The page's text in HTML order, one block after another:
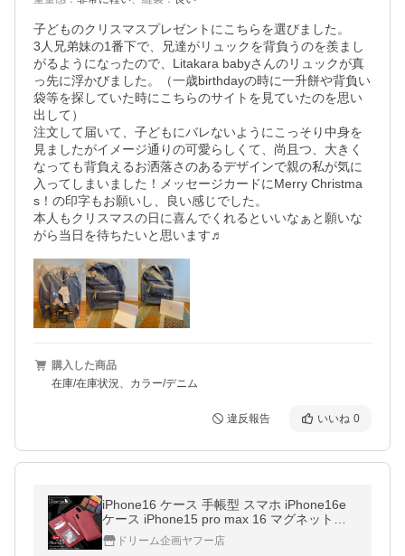
子どものクリスマスプレゼントにこちらを選びました。
3人兄弟妹の1番下で、兄達がリュックを背負うのを羨まし
がるようになったので、Litakara babyさんのリュックが真
っ先に浮かびました。（一歳birthdayの時に一升餅や背負い
袋等を探していた時にこちらのサイトを見ていたのを思い
出して）
注文して届いて、子どもにバレないようにこっそり中身を
見ましたがイメージ通りの可愛らしくて、尚且つ、大きく
なっても背負えるお洒落さのあるデザインで親の私が気に
入ってしまいました！メッセージカードにMerry Christma
s！の印字もお願いし、良い感じでした。
本人もクリスマスの日に喜んでくれるといいなぁと願いな
がら当日を待ちたいと思います♬
購入した商品
在庫/在庫状況、カラー/デニム
違反報告 いいね 0
iPhone16 ケース 手帳型 スマホ iPhone16e
ケース iPhone15 pro max 16 マグネット分
離 iPhone14Plus スマホケース iPhone13 耐
衝撃 ケースiPhone14ケース
ドリーム企画ヤフー店